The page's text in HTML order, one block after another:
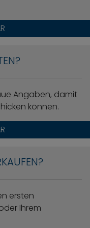
Angaben, damit
können.
ersten
Ihrem